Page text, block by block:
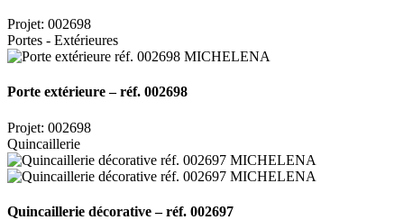
Projet: 002698
Portes - Extérieures
Porte extérieure – réf. 002698
Projet: 002698
Quincaillerie
Quincaillerie décorative – réf. 002697